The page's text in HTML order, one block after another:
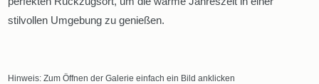
stilvollen Umgebung zu genießen.
Hinweis: Zum Öffnen der Galerie einfach ein Bild anklicken